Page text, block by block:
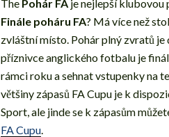
The Pohár FA je nejlepší klubovou
Finále poháru FA? Má více než
zvláštní místo. Pohár plný zvratů
příznivce anglického fotbalu je
rámci roku a sehnat vstupenky na
většiny zápasů FA Cupu je k
Sport, ale jinde se k zápasům
FA Cupu.